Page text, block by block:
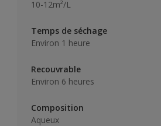
10-12m²/L
Temps de séchage
Environ 1 heure
Recouvrable
Environ 6 heures
Composition
Aqueux